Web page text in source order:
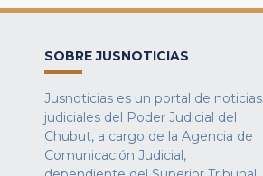
SOBRE JUSNOTICIAS
Jusnoticias es un portal de noticias
judiciales del Poder Judicial del
Chubut, a cargo de la Agencia de
Comunicación Judicial,